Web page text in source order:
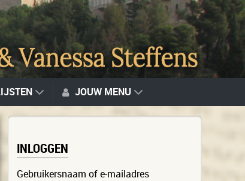
JOUW MENU
INLOGGEN
Gebruikersnaam of e-mailadres